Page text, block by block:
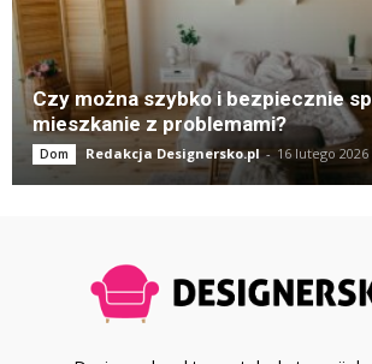
Czy można szybko i bezpiecznie
mieszkanie z problemami?
Dom Redakcja Designersko.pl - 16 lutego 2026